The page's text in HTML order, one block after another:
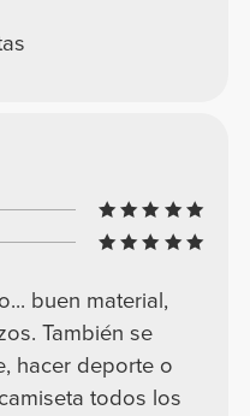
buen material,
También se
hacer deporte o
todos los